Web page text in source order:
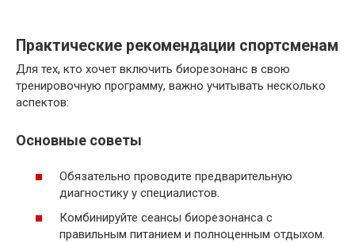
Практические рекомендации спортсменам
Для тех, кто хочет включить биорезонанс в свою
тренировочную программу, важно учитывать несколько
аспектов:
Основные советы
Обязательно проводите предварительную
диагностику у специалистов.
Комбинируйте сеансы биорезонанса с
правильным питанием и полноценным отдыхом.